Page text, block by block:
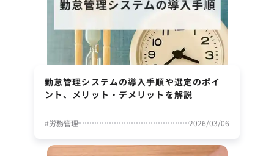
勤怠管理システムの導入手順や選定のポイ
ント、メリット・デメリットを解説
#労務管理 2026/03/06